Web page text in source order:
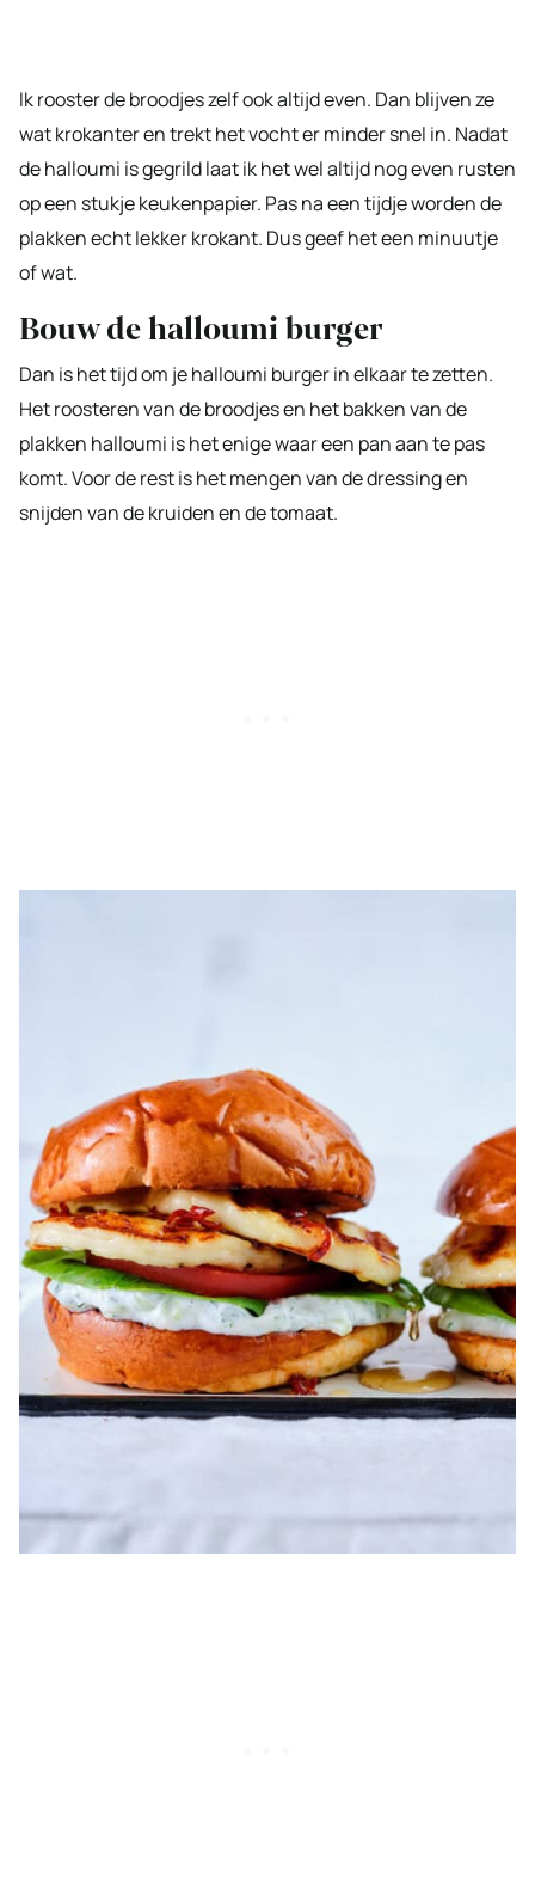
Ik rooster de broodjes zelf ook altijd even. Dan blijven ze
wat krokanter en trekt het vocht er minder snel in. Nadat
de halloumi is gegrild laat ik het wel altijd nog even rusten
op een stukje keukenpapier. Pas na een tijdje worden de
plakken echt lekker krokant. Dus geef het een minuutje
of wat.
Bouw de halloumi burger
Dan is het tijd om je halloumi burger in elkaar te zetten.
Het roosteren van de broodjes en het bakken van de
plakken halloumi is het enige waar een pan aan te pas
komt. Voor de rest is het mengen van de dressing en
snijden van de kruiden en de tomaat.